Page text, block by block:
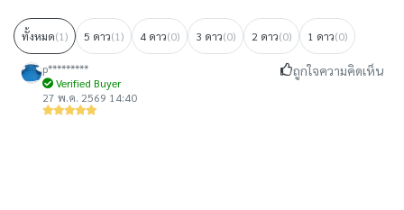
ทั้งหมด(1) 5 ดาว(1) 4 ดาว(0) 3 ดาว(0) 2 ดาว(0) 1 ดาว(0)
p*********
Verified Buyer
27 พ.ค. 2569 14:40
ถูกใจความคิดเห็น